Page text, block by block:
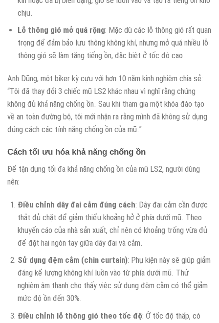
chịu.
Lỗ thông gió mở quá rộng: Mặc dù các lỗ thông gió rất quan
trọng để đảm bảo lưu thông không khí, nhưng mở quá nhiều lỗ
thông gió sẽ làm tăng tiếng ồn, đặc biệt ở tốc độ cao.
Anh Dũng, một biker kỳ cựu với hơn 10 năm kinh nghiệm chia sẻ:
“Tôi đã thay đổi 3 chiếc mũ LS2 khác nhau vì nghĩ rằng chúng
không đủ khả năng chống ồn. Sau khi tham gia một khóa đào tạo
về an toàn đường bộ, tôi mới nhận ra rằng mình đã không sử dụng
đúng cách các tính năng chống ồn của mũ.”
Cách tối ưu hóa khả năng chống ồn
Để tận dụng tối đa khả năng chống ồn của mũ LS2, người dùng
nên:
Điều chỉnh dây đai cằm đúng cách: Dây đai cằm cần được
thắt đủ chặt để giảm thiểu khoảng hở ở phía dưới mũ. Theo
khuyến cáo của nhà sản xuất, chỉ nên có khoảng trống vừa đủ
để đặt hai ngón tay giữa dây đai và cằm.
Sử dụng đệm cằm (chin curtain): Phụ kiện này sẽ giúp giảm
đáng kể lượng không khí luồn vào từ phía dưới mũ. Thử
nghiệm âm thanh cho thấy việc sử dụng đệm cằm có thể giảm
mức độ ồn đến 30%.
Điều chỉnh lỗ thông gió theo tốc độ: Ở tốc độ thấp, có